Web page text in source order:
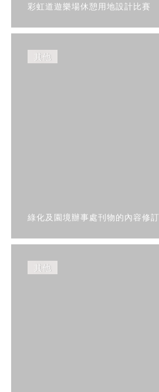
彩虹道遊樂場休憩用地設計比賽
其他
綠化及園境辦事處刊物的內容修訂
其他